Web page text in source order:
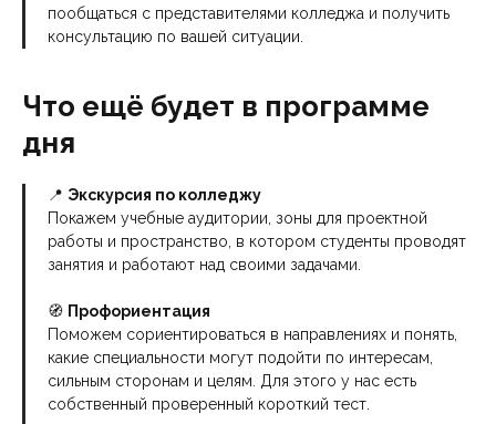
пообщаться с представителями колледжа и получить
консультацию по вашей ситуации.
Что ещё будет в программе
дня
📍 Экскурсия по колледжу
Покажем учебные аудитории, зоны для проектной
работы и пространство, в котором студенты проводят
занятия и работают над своими задачами.
🧭 Профориентация
Поможем сориентироваться в направлениях и понять,
какие специальности могут подойти по интересам,
сильным сторонам и целям. Для этого у нас есть
собственный проверенный короткий тест.